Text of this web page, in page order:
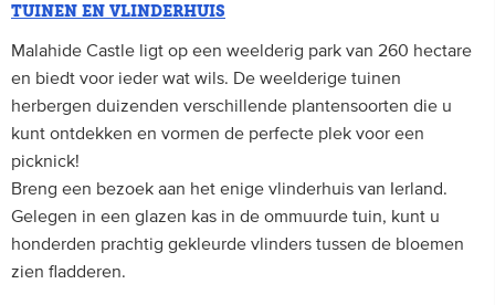
TUINEN EN VLINDERHUIS
Malahide Castle ligt op een weelderig park van 260 hectare
en biedt voor ieder wat wils. De weelderige tuinen
herbergen duizenden verschillende plantensoorten die u
kunt ontdekken en vormen de perfecte plek voor een
picknick!
Breng een bezoek aan het enige vlinderhuis van Ierland.
Gelegen in een glazen kas in de ommuurde tuin, kunt u
honderden prachtig gekleurde vlinders tussen de bloemen
zien fladderen.